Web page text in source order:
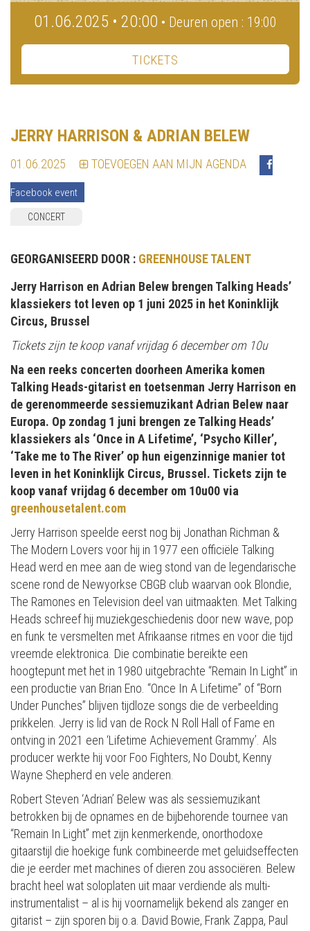
01.06.2025 • 20:00 • Deuren open : 19:00
TICKETS
JERRY HARRISON & ADRIAN BELEW
01.06.2025 TOEVOEGEN AAN MIJN AGENDA
Facebook event
CONCERT
GEORGANISEERD DOOR : GREENHOUSE TALENT
Jerry Harrison en Adrian Belew brengen Talking Heads’
klassiekers tot leven op 1 juni 2025 in het Koninklijk
Circus, Brussel
Tickets zijn te koop vanaf vrijdag 6 december om 10u
Na een reeks concerten doorheen Amerika komen
Talking Heads-gitarist en toetsenman Jerry Harrison en
de gerenommeerde sessiemuzikant Adrian Belew naar
Europa. Op zondag 1 juni brengen ze Talking Heads’
klassiekers als ‘Once in A Lifetime’, ‘Psycho Killer’,
‘Take me to The River’ op hun eigenzinnige manier tot
leven in het Koninklijk Circus, Brussel. Tickets zijn te
koop vanaf vrijdag 6 december om 10u00 via
greenhousetalent.com
Jerry Harrison speelde eerst nog bij Jonathan Richman &
The Modern Lovers voor hij in 1977 een officiële Talking
Head werd en mee aan de wieg stond van de legendarische
scene rond de Newyorkse CBGB club waarvan ook Blondie,
The Ramones en Television deel van uitmaakten. Met Talking
Heads schreef hij muziekgeschiedenis door new wave, pop
en funk te versmelten met Afrikaanse ritmes en voor die tijd
vreemde elektronica. Die combinatie bereikte een
hoogtepunt met het in 1980 uitgebrachte “Remain In Light” in
een productie van Brian Eno. “Once In A Lifetime” of “Born
Under Punches” blijven tijdloze songs die de verbeelding
prikkelen. Jerry is lid van de Rock N Roll Hall of Fame en
ontving in 2021 een ‘Lifetime Achievement Grammy’. Als
producer werkte hij voor Foo Fighters, No Doubt, Kenny
Wayne Shepherd en vele anderen.
Robert Steven ‘Adrian’ Belew was als sessiemuzikant
betrokken bij de opnames en de bijbehorende tournee van
“Remain In Light” met zijn kenmerkende, onorthodoxe
gitaarstijl die hoekige funk combineerde met geluidseffecten
die je eerder met machines of dieren zou associëren. Belew
bracht heel wat soloplaten uit maar verdiende als multi-
instrumentalist – al is hij voornamelijk bekend als zanger en
gitarist – zijn sporen bij o.a. David Bowie, Frank Zappa, Paul